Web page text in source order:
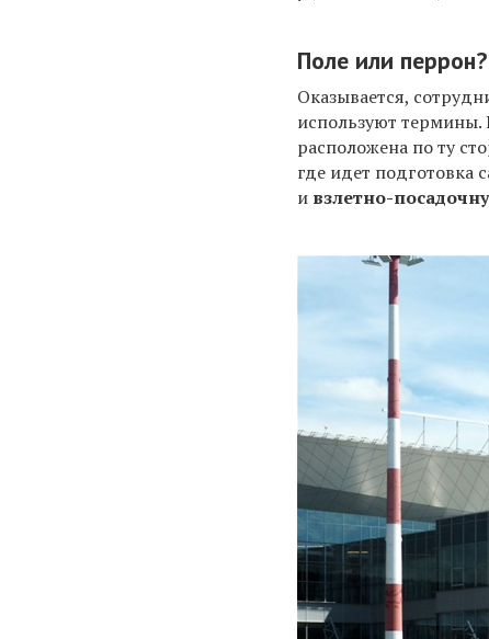
Поле или перрон?
Оказывается,
используют термины.
расположена по ту
где идет подготовка
и взлетно-